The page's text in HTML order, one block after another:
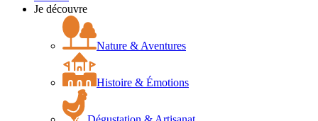
Je découvre
Nature & Aventures
Histoire & Émotions